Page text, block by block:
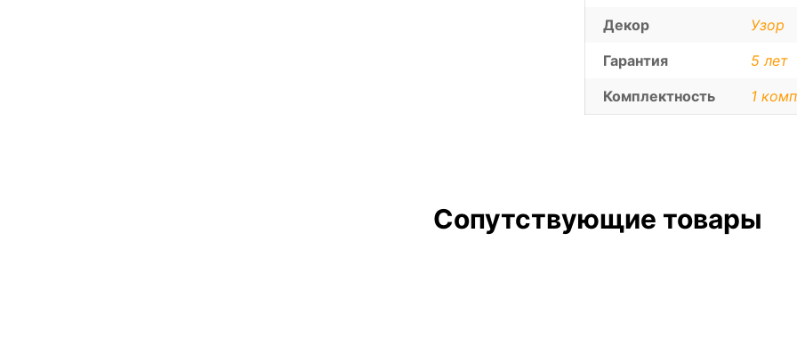
Декор
Узор
Гарантия
5 лет
Комплектность
1
Сопутствующие товары